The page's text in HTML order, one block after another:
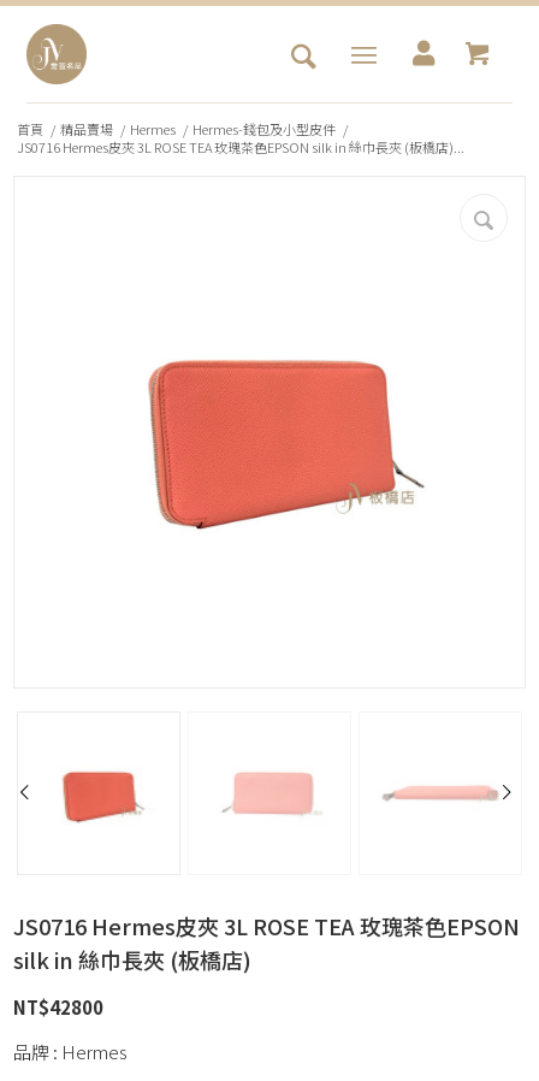
首頁 / 精品賣場 / Hermes / Hermes-錢包及小型皮件 /
JS0716 Hermes皮夾 3L ROSE TEA 玫瑰茶色EPSON silk in 絲巾長夾 (板橋店)...
JS0716 Hermes皮夾 3L ROSE TEA 玫瑰茶色EPSON
silk in 絲巾長夾 (板橋店)
NT$42800
品牌 : Hermes